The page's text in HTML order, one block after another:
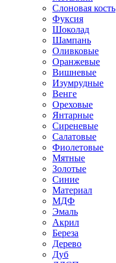
Слоновая кость
Фуксия
Шоколад
Шампань
Оливковые
Оранжевые
Вишневые
Изумрудные
Венге
Ореховые
Янтарные
Сиреневые
Салатовые
Фиолетовые
Мятные
Золотые
Синие
Материал
МДФ
Эмаль
Акрил
Береза
Дерево
Дуб